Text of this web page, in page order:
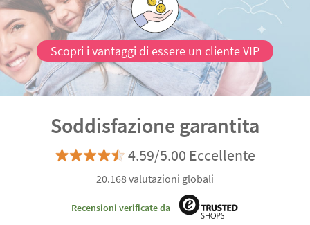
Scopri i vantaggi di essere un cliente VIP
Soddisfazione garantita
4.59/5.00 Eccellente
20.168 valutazioni globali
Recensioni verificate da